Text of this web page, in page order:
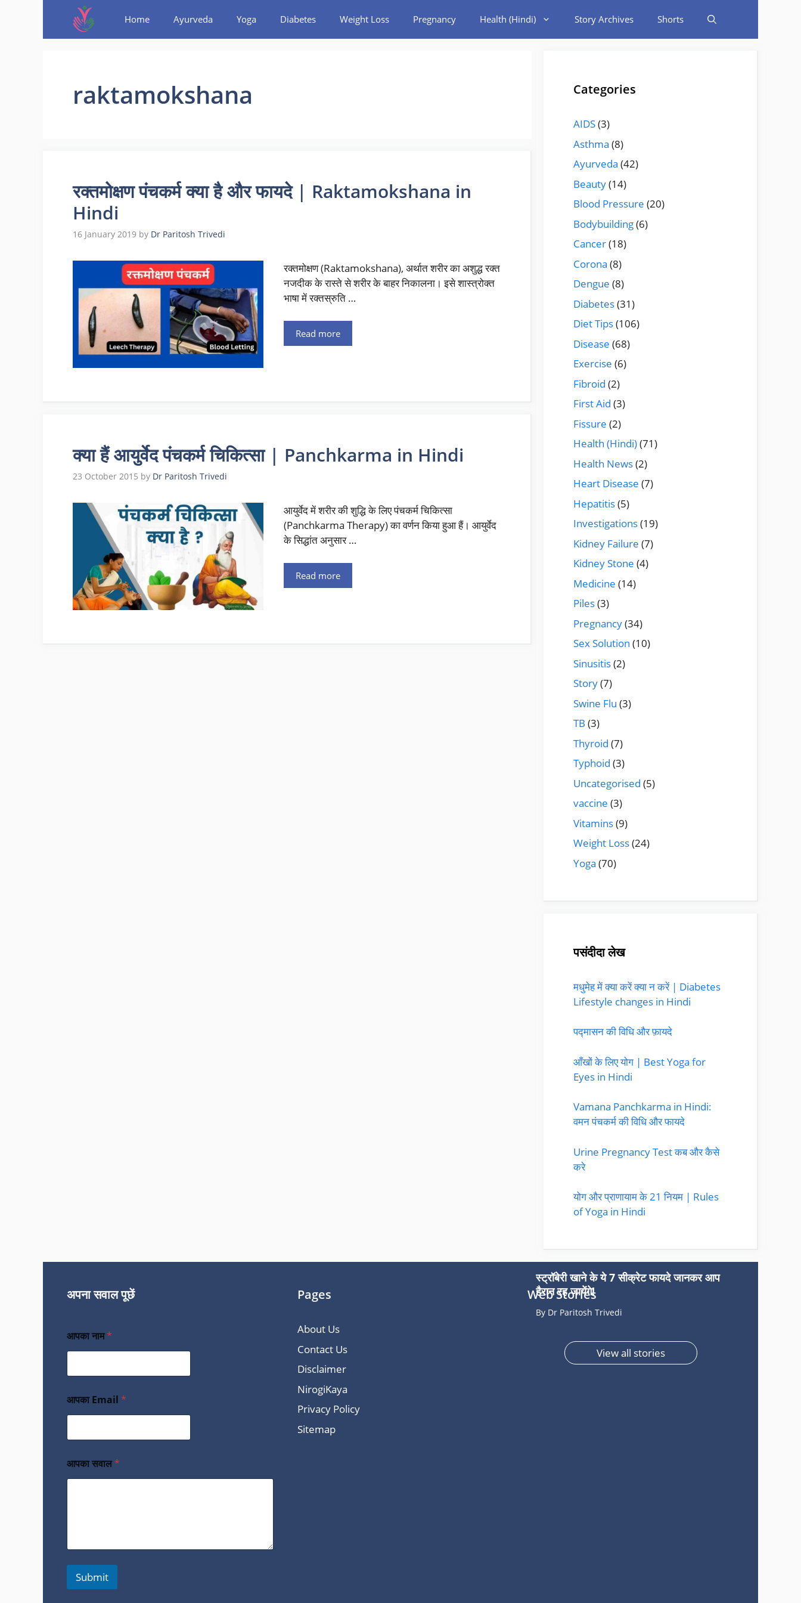
Home Ayurveda Yoga Diabetes Weight Loss Pregnancy Health (Hindi) Story Archives Shorts
raktamokshana
रक्तमोक्षण पंचकर्म क्या है और फायदे | Raktamokshana in
Hindi
16 January 2019 by Dr Paritosh Trivedi
रक्तमोक्षण (Raktamokshana), अर्थात शरीर का अशुद्ध रक्त
नजदीक के रास्ते से शरीर के बाहर निकालना। इसे शास्त्रोक्त
भाषा में रक्तस्रुति …
Read more
क्या हैं आयुर्वेद पंचकर्म चिकित्सा | Panchkarma in Hindi
23 October 2015 by Dr Paritosh Trivedi
आयुर्वेद में शरीर की शुद्धि के लिए पंचकर्म चिकित्सा
(Panchkarma Therapy) का वर्णन किया हुआ हैं। आयुर्वेद
के सिद्धांत अनुसार …
Read more
Categories
AIDS(3)
Asthma (8)
Ayurveda (42)
Beauty(14)
Blood Pressure (20)
Bodybuilding(6)
Cancer(18)
Corona (8)
Dengue (8)
Diabetes(31)
Diet Tips(106)
Disease (68)
Exercise (6)
Fibroid (2)
First Aid (3)
Fissure (2)
Health (Hindi)(71)
Health News(2)
Heart Disease (7)
Hepatitis(5)
Investigations(19)
Kidney Failure (7)
Kidney Stone (4)
Medicine (14)
Piles(3)
Pregnancy(34)
Sex Solution (10)
Sinusitis(2)
Story(7)
Swine Flu (3)
TB (3)
Thyroid (7)
Typhoid (3)
Uncategorised (5)
vaccine (3)
Vitamins(9)
Weight Loss(24)
Yoga (70)
पसंदीदा लेख
मधुमेह में क्या करें क्या न करें | Diabetes
Lifestyle changes in Hindi
पद्मासन की विधि और फ़ायदे
आँखों के लिए योग | Best Yoga for
Eyes in Hindi
Vamana Panchkarma in Hindi:
वमन पंचकर्म की विधि और फायदे
Urine Pregnancy Test कब और कैसे
करे
योग और प्राणायाम के 21 नियम | Rules
of Yoga in Hindi
अपना सवाल पूछें
आपका नाम*
आपका Email *
आपका सवाल*
Submit
Pages
About Us
Contact Us
Disclaimer
NirogiKaya
Privacy Policy
Sitemap
Web Stories
स्ट्रॉबेरी खाने के ये 7 सीक्रेट फायदे जानकर आप
हैरान रह जायेंगे!
By Dr Paritosh Trivedi
View all stories